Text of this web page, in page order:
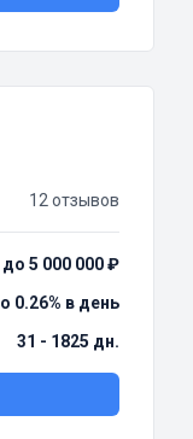
12 отзывов
5 000 000 ₽
0.26% в день
31 - 1825 дн.